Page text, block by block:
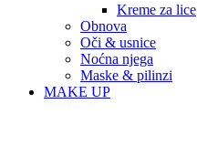
Kreme za lice
Obnova
Oči & usnice
Noćna njega
Maske & pilinzi
MAKE UP